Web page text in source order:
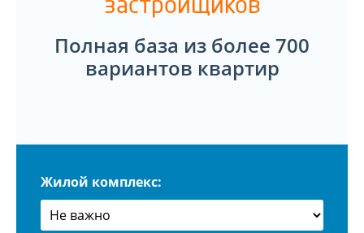
застройщиков
Полная база из более 700
вариантов квартир
Жилой комплекс: